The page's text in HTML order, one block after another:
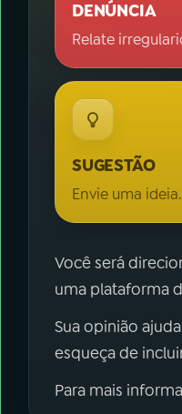
DENÚNCIA
Relate
SUGESTÃO
Envie uma ideia.
Você será
uma plataforma
Sua opinião
esqueça de
Para mais